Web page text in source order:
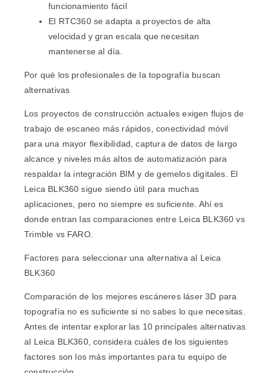
funcionamiento fácil
El RTC360 se adapta a proyectos de alta
velocidad y gran escala que necesitan
mantenerse al día.
Por qué los profesionales de la topografía buscan
alternativas
Los proyectos de construcción actuales exigen flujos de
trabajo de escaneo más rápidos, conectividad móvil
para una mayor flexibilidad, captura de datos de largo
alcance y niveles más altos de automatización para
respaldar la integración BIM y de gemelos digitales. El
Leica BLK360 sigue siendo útil para muchas
aplicaciones, pero no siempre es suficiente. Ahí es
donde entran las comparaciones entre Leica BLK360 vs
Trimble vs FARO.
Factores para seleccionar una alternativa al Leica
BLK360
Comparación de los mejores escáneres láser 3D para
topografía no es suficiente si no sabes lo que necesitas.
Antes de intentar explorar las 10 principales alternativas
al Leica BLK360, considera cuáles de los siguientes
factores son los más importantes para tu equipo de